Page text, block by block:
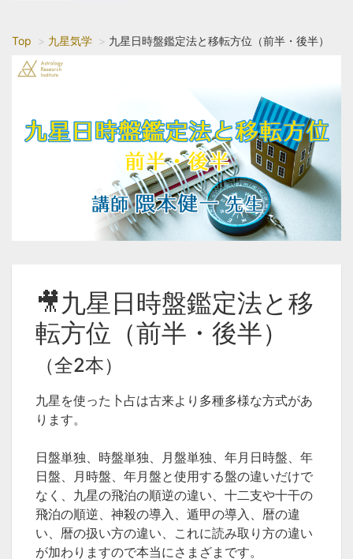
Top 九星気学 九星日時盤鑑定法と移転方位（前半・後半）
🎥九星日時盤鑑定法と移
転方位（前半・後半）
（全2本）
九星を使った卜占は古来より多種多様な方式があ
ります。
日盤単独、時盤単独、月盤単独、年月日時盤、年
日盤、月時盤、年月盤と使用する盤の違いだけで
なく、九星の飛泊の順逆の違い、十二支や十干の
飛泊の順逆、神殺の導入、遁甲の導入、暦の違
い、暦の扱い方の違い、これに読み取り方の違い
が加わりますので本当にさまざまです。